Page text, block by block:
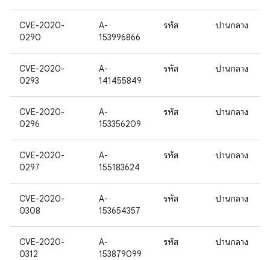
CVE-2020-
0290
A-
153996866
รหัส ปานกลาง
CVE-2020-
0293
A-
141455849
รหัส ปานกลาง
CVE-2020-
0296
A-
153356209
รหัส ปานกลาง
CVE-2020-
0297
A-
155183624
รหัส ปานกลาง
CVE-2020-
0308
A-
153654357
รหัส ปานกลาง
CVE-2020-
0312
A-
153879099
รหัส ปานกลาง